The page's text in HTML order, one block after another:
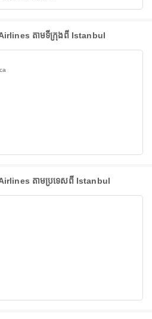
តាមទីក្រុងពី Istanbul
តាមប្រទេសពី Istanbul